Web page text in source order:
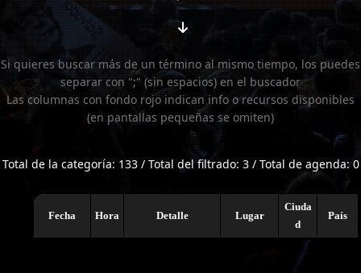
Si quieres buscar más de un término al mismo tiempo, los puedes
separar con ";" (sin espacios) en el buscador
Las columnas con fondo rojo indican info o recursos disponibles
(en pantallas pequeñas se omiten)
Total de la categoría: 133 / Total del filtrado: 3 / Total de agenda: 0
Fecha Hora Detalle Lugar
Ciuda
d
País